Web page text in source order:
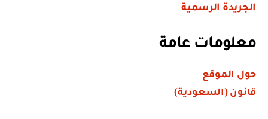
الجريدة الرسمية
معلومات عامة
حول الموقع
قانون (السعودية)